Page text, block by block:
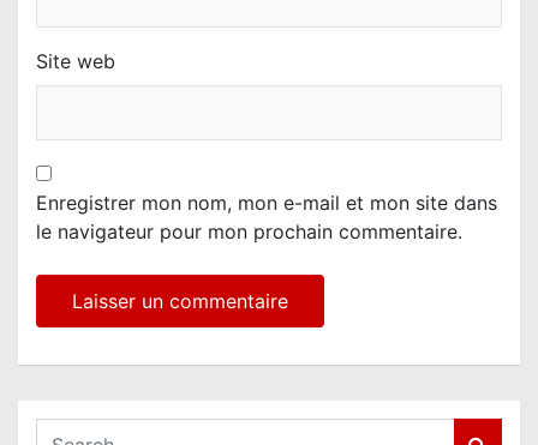
Site web
Enregistrer mon nom, mon e-mail et mon site dans
le navigateur pour mon prochain commentaire.